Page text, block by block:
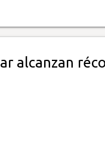
alcanzan